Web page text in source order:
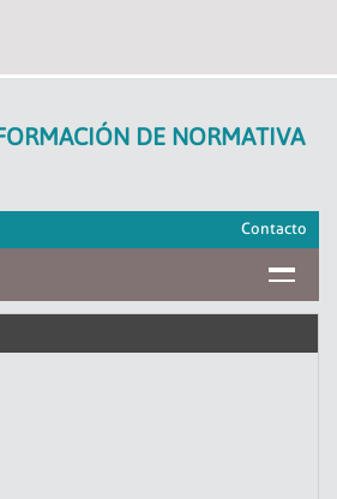
DE NORMATIVA
Contacto